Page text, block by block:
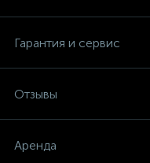
Гарантия и сервис
Отзывы
Аренда